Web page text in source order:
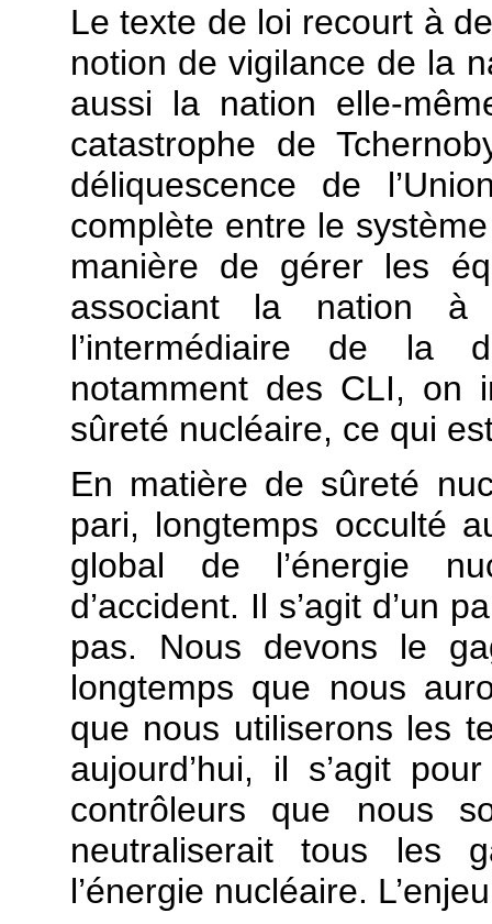
Le texte de loi recourt à
notion de vigilance de la
aussi la nation elle-
catastrophe de
déliquescence de
complète entre le
manière de gérer les
associant la nation à
l’intermédiaire de la
notamment des CLI, on
sûreté nucléaire, ce qui
En matière de sûreté
pari, longtemps occulté
global de l’énergie
d’accident. Il s’agit d’un
pas. Nous devons le
longtemps que nous
que nous utiliserons les
aujourd’hui, il s’agit
contrôleurs que nous
neutraliserait tous les
l’énergie nucléaire.